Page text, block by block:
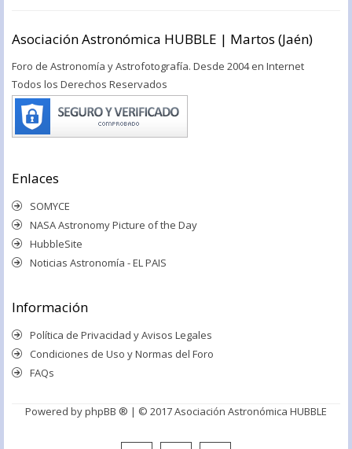
Asociación Astronómica HUBBLE | Martos (Jaén)
Foro de Astronomía y Astrofotografía. Desde 2004 en Internet
Todos los Derechos Reservados
Enlaces
SOMYCE
NASA Astronomy Picture of the Day
HubbleSite
Noticias Astronomía - EL PAIS
Información
Política de Privacidad y Avisos Legales
Condiciones de Uso y Normas del Foro
FAQs
Powered byphpBB ® | © 2017 Asociación Astronómica HUBBLE